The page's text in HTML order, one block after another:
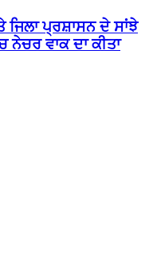
ਪ੍ਰਸ਼ਾਸਨ ਦੇ ਸਾਂਝੇ
ਨੇਚਰ ਵਾਕ ਦਾ ਕੀਤਾ